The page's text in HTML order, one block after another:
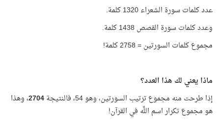
عدد كلمات سورة الشعراء 1320 كلمة.
وعدد كلمات سورة القصص 1438 كلمة.
مجموع كلمات السورتين = 2758 كلمة!
ماذا يعني لك هذا العدد؟
إذا طرحت منه مجموع ترتيب السورتين، وهو 54، فالنتيجة
2704، وهذا
هو مجموع تكرار اسم اللَّه في القرآن!